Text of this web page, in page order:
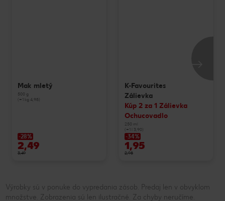
Mak mletý
500 g
(=1 kg 4,98)
-28%
2,49
3,49
K-Favourites
Zálievka
Kúp 2 za 1 Zálievka
Ochucovadlo
250 ml
(=1 l 3,90)
-34%
1,95
2,98
Výrobky sú v ponuke do vypredania zásob. Predaj len v obvyklom
množstve. Zobrazenia sú len ilustračné. Za chyby neručíme.